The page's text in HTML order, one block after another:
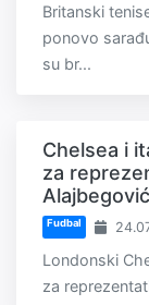
Britanski
ponovo
su br...
Chelsea i
za
Fudbal
Londonski
za